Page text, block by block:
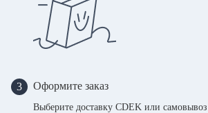
3 Оформите заказ
Выберите доставку CDEK или